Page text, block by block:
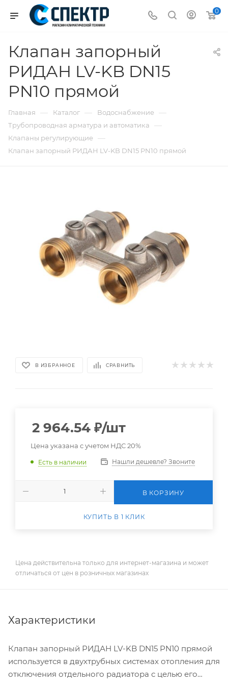
0
Клапан запорный
РИДАН LV-KB DN15
PN10 прямой
Главная — Каталог — Водоснабжение —
Трубопроводная арматура и автоматика —
Клапаны регулирующие —
Клапан запорный РИДАН LV-KB DN15 PN10 прямой
В ИЗБРАННОЕ СРАВНИТЬ
2 964.54 ₽/шт
Цена указана с учетом НДС 20%
Есть в наличии Нашли дешевле? Звоните
В КОРЗИНУ
КУПИТЬ В 1 КЛИК
Цена действительна только для интернет-магазина и может
отличаться от цен в розничных магазинах
Характеристики
Клапан запорный РИДАН LV-KB DN15 PN10 прямой
используется в двухтрубных системах отопления для
отключения отдельного радиатора с целью его